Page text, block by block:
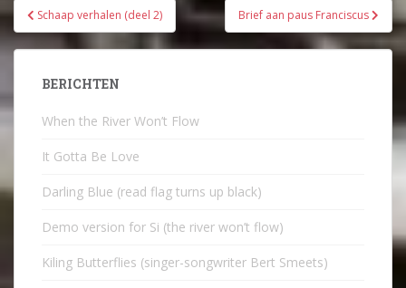
Bericht
navigatie
Schaap verhalen (deel 2) Brief aan paus Franciscus
BERICHTEN
When the River Won’t Flow
It Gotta Be Love
Darling Blue (read flag turns up black)
Demo version for Si (the river won’t flow)
Kiling Butterflies (singer-songwriter Bert Smeets)